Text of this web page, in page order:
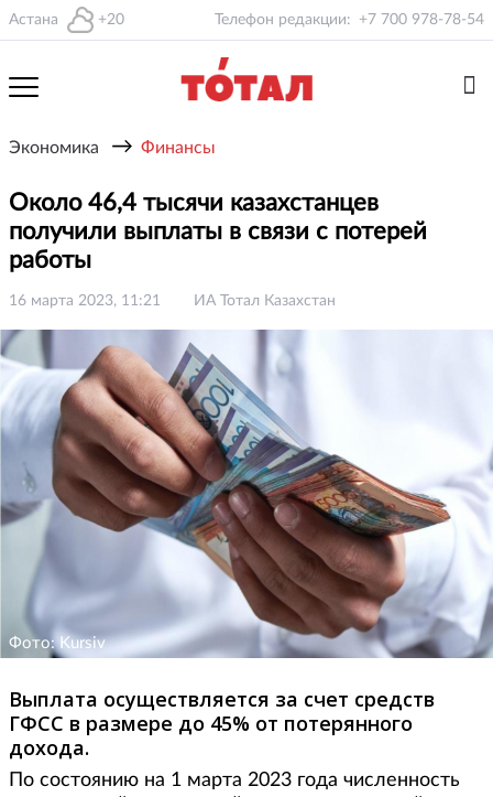
Астана +20 Телефон редакции: +7 700 978-78-54
Экономика → Финансы
Около 46,4 тысячи казахстанцев
получили выплаты в связи с потерей
работы
16 марта 2023, 11:21 ИА Тотал Казахстан
Фото: Kursiv
Выплата осуществляется за счет средств
ГФСС в размере до 45% от потерянного
дохода.
По состоянию на 1 марта 2023 года численность